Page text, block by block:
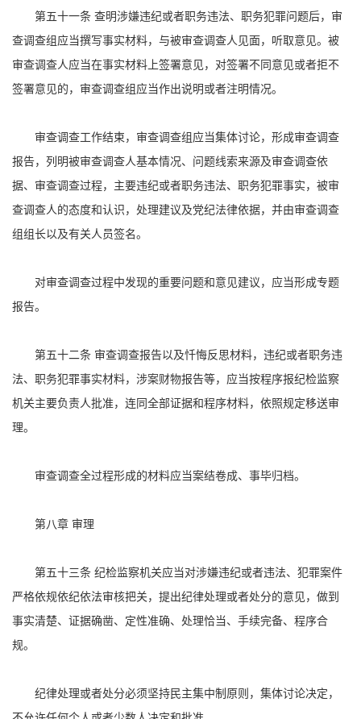
第五十一条 查明涉嫌违纪或者职务违法、职务犯罪问题后，审
查调查组应当撰写事实材料，与被审查调查人见面，听取意见。被
审查调查人应当在事实材料上签署意见，对签署不同意见或者拒不
签署意见的，审查调查组应当作出说明或者注明情况。
审查调查工作结束，审查调查组应当集体讨论，形成审查调查
报告，列明被审查调查人基本情况、问题线索来源及审查调查依
据、审查调查过程，主要违纪或者职务违法、职务犯罪事实，被审
查调查人的态度和认识，处理建议及党纪法律依据，并由审查调查
组组长以及有关人员签名。
对审查调查过程中发现的重要问题和意见建议，应当形成专题
报告。
第五十二条 审查调查报告以及忏悔反思材料，违纪或者职务违
法、职务犯罪事实材料，涉案财物报告等，应当按程序报纪检监察
机关主要负责人批准，连同全部证据和程序材料，依照规定移送审
理。
审查调查全过程形成的材料应当案结卷成、事毕归档。
第八章 审理
第五十三条 纪检监察机关应当对涉嫌违纪或者违法、犯罪案件
严格依规依纪依法审核把关，提出纪律处理或者处分的意见，做到
事实清楚、证据确凿、定性准确、处理恰当、手续完备、程序合
规。
纪律处理或者处分必须坚持民主集中制原则，集体讨论决定，